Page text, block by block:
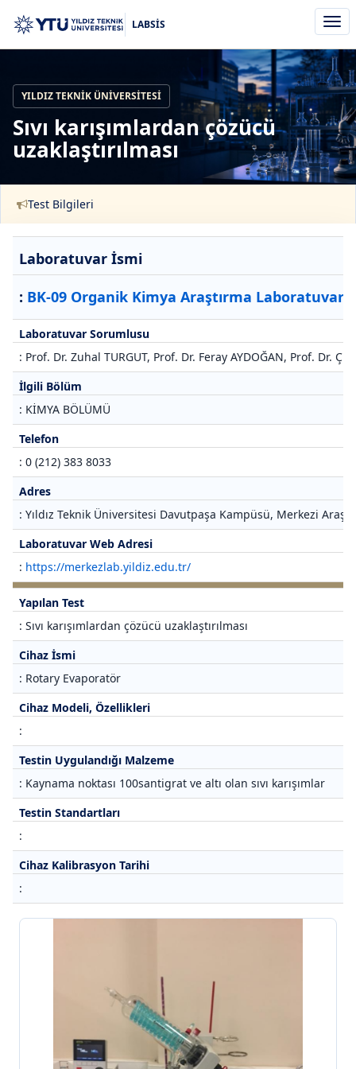
aç/
LABSİS
YILDIZ TEKNIK ÜNIVERSITESI
Sıvı karışımlardan çözücü
uzaklaştırılması
Test Bilgileri
Laboratuvar İsmi
: BK-09 Organik Kimya Araştırma Laboratuvarı
Laboratuvar Sorumlusu
: Prof. Dr. Zuhal TURGUT, Prof. Dr. Feray AYDOĞAN, Prof. Dr.
İlgili Bölüm
: KİMYA BÖLÜMÜ
Telefon
: 0 (212) 383 8033
Adres
: Yıldız Teknik Üniversitesi Davutpaşa Kampüsü, Merkezi
Laboratuvar Web Adresi
: https://merkezlab.yildiz.edu.tr/
Yapılan Test
: Sıvı karışımlardan çözücü uzaklaştırılması
Cihaz İsmi
: Rotary Evaporatör
Cihaz Modeli, Özellikleri
:
Testin Uygulandığı Malzeme
: Kaynama noktası 100santigrat ve altı olan sıvı karışımlar
Testin Standartları
:
Cihaz Kalibrasyon Tarihi
: